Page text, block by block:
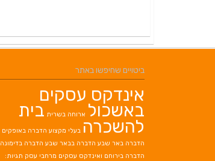
ביטויים שחיפשו באתר
אינדקס עסקים
באשכול ארוחה בשרית בית
להשכרה בעלי מקצוע הדברה באופקים
הדברה באר שבע הדברה בבאר שבע הדברה בדימונה
הדברה בירוחם ואינדקס עסקים מרחבי עסק תגיות: